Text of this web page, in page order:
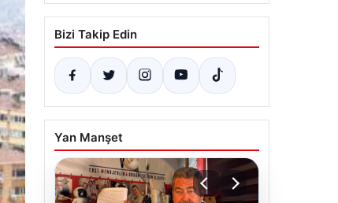
Bizi Takip Edin
Yan Manşet